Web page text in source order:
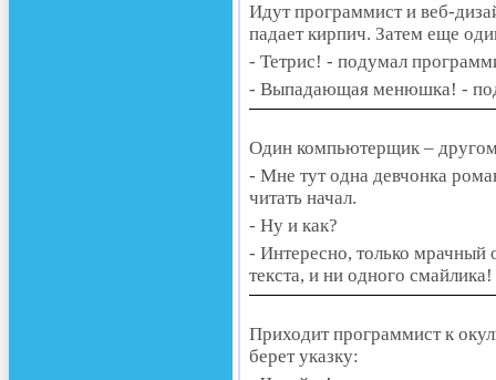
Идут программист и веб-
падает кирпич. Затем еще
- Тетрис! - подумал
- Выпадающая менюшка! -
Один компьютерщик –
- Мне тут одна девчонка
читать начал.
- Ну и как?
- Интересно, только мрачный
текста, и ни одного смайлика!
Приходит программист к
берет указку: